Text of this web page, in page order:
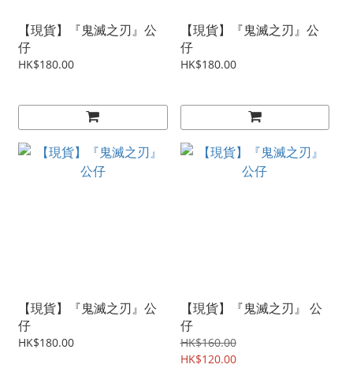
【現貨】『鬼滅之刃』公
仔
HK$180.00
【現貨】『鬼滅之刃』公
仔
HK$180.00
【現貨】『鬼滅之刃』公
仔
HK$180.00
【現貨】『鬼滅之刃』 公
仔
HK$160.00
HK$120.00